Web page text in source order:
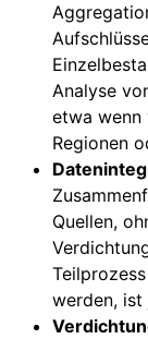
Analyse
etwa wenn
Regionen
Quellen,
werden,